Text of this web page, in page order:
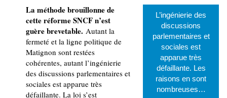
L’ingénierie des
discussions
parlementaires et
sociales est
apparue très
défaillante. Les
raisons en sont
nombreuses…
La méthode brouillonne de
cette réforme SNCF n’est
guère brevetable. Autant la
fermeté et la ligne politique de
Matignon sont restées
cohérentes, autant l’ingénierie
des discussions parlementaires et
sociales est apparue très
défaillante. La loi s’est